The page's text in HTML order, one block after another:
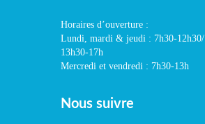
Horaires d’ouverture :
Lundi, mardi & jeudi : 7h30-12h30/
13h30-17h
Mercredi et vendredi : 7h30-13h
Nous suivre